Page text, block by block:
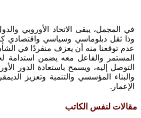
في المجمل، يبقى الاتحاد الأوروبي
وذا ثقل دبلوماسي وسياسي واقتصادي
عدم توقعنا منه أن يعزف منفردًا في الشأن
المستمر والفاعل معه يضمن استدامة
التوصل إليه، ويسمح باستعادة الدور
والبناء المؤسسي والتنمية وتعزيز
الإعمار.
مقالات لنفس الكاتب